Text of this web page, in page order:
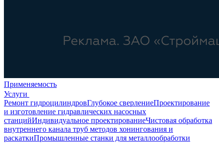
Применяемость
Услуги
Ремонт гидроцилиндровГлубокое сверлениеПроектирование
и изготовление гидравлических насосных
станцийИндивидуальное проектированиеЧистовая обработка
внутреннего канала труб методов хонингования и
раскаткиПромышленные станки для металлообработки